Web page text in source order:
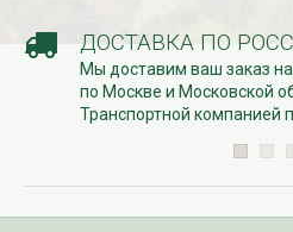
ДОСТАВКА ПО
Мы доставим ваш заказ
по Москве и Московской
Транспортной компанией